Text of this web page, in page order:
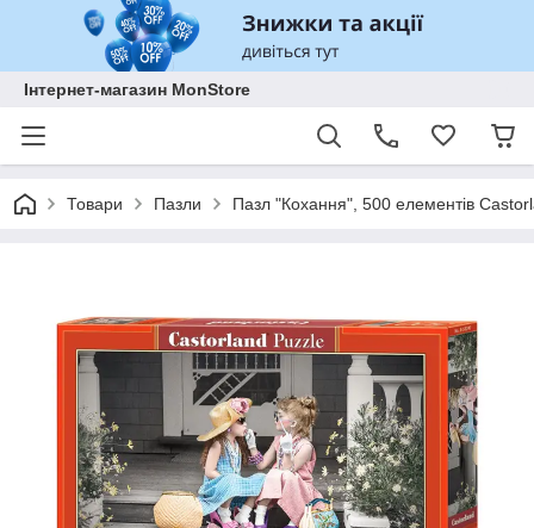
Інтернет-магазин MonStore
Товари Пазли Пазл "Кохання", 500 елементів